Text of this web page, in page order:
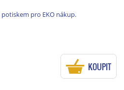
potiskem pro EKO nákup.
KOUPIT